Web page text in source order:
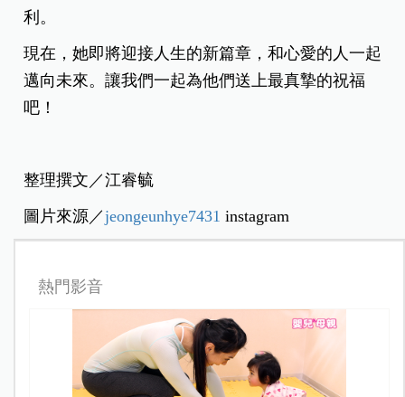
利。
現在，她即將迎接人生的新篇章，和心愛的人一起
邁向未來。讓我們一起為他們送上最真摯的祝福
吧！
整理撰文／江睿毓
圖片來源／jeongeunhye7431 instagram
熱門影音